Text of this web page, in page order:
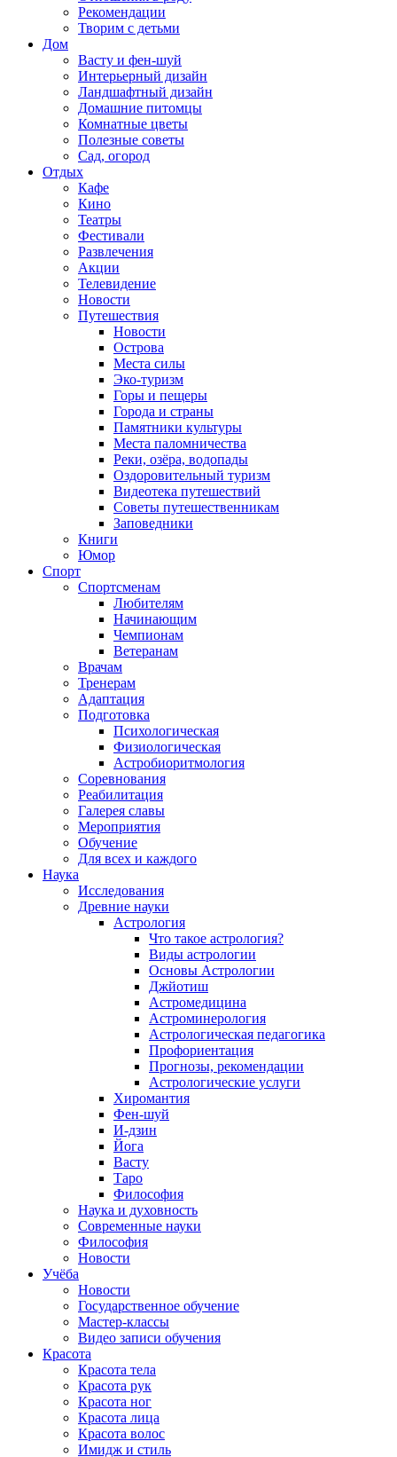
Рекомендации
Творим с детьми
Дом
Васту и фен-шуй
Интерьерный дизайн
Ландшафтный дизайн
Домашние питомцы
Комнатные цветы
Полезные советы
Сад, огород
Отдых
Кафе
Кино
Театры
Фестивали
Развлечения
Акции
Телевидение
Новости
Путешествия
Новости
Острова
Места силы
Эко-туризм
Горы и пещеры
Города и страны
Памятники культуры
Места паломничества
Реки, озёра, водопады
Оздоровительный туризм
Видеотека путешествий
Советы путешественникам
Заповедники
Книги
Юмор
Спорт
Спортсменам
Любителям
Начинающим
Чемпионам
Ветеранам
Врачам
Тренерам
Адаптация
Подготовка
Психологическая
Физиологическая
Астробиоритмология
Соревнования
Реабилитация
Галерея славы
Мероприятия
Обучение
Для всех и каждого
Наука
Исследования
Древние науки
Астрология
Что такое астрология?
Виды астрологии
Основы Астрологии
Джйотиш
Астромедицина
Астроминерология
Астрологическая педагогика
Профориентация
Прогнозы, рекомендации
Астрологические услуги
Хиромантия
Фен-шуй
И-дзин
Йога
Васту
Таро
Философия
Наука и духовность
Современные науки
Философия
Новости
Учёба
Новости
Государственное обучение
Мастер-классы
Видео записи обучения
Красота
Красота тела
Красота рук
Красота ног
Красота лица
Красота волос
Имидж и стиль